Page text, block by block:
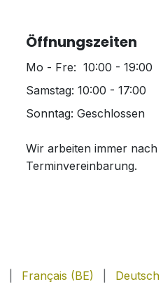
Öffnungszeiten
Mo - Fre: 10:00 - 19:00
Samstag: 10:00 - 17:00
Sonntag: Geschlossen
Wir arbeiten immer nach
Terminvereinbarung.
Français (BE) Deutsch